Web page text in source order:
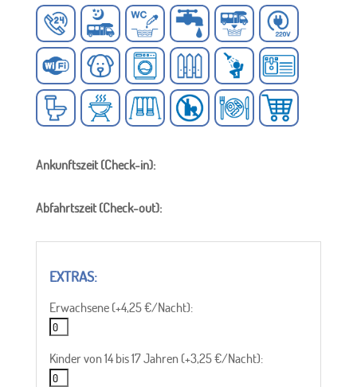
Ankunftszeit (Check-in):
Abfahrtszeit (Check-out):
Erwachsene (+4,25 €/Nacht):
Kinder von 14 bis 17 Jahren (+3,25 €/Nacht):